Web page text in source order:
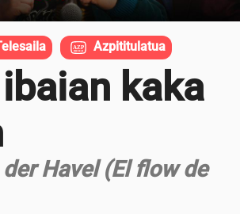
kaka
Havel (El flow de
Azpititulatua